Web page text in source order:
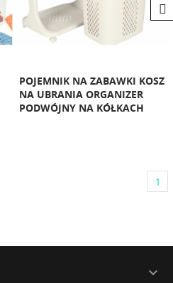
POJEMNIK NA ZABAWKI KOSZ
NA UBRANIA ORGANIZER
PODWÓJNY NA KÓŁKACH
1
